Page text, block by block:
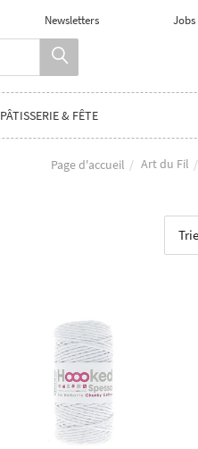
Newsletters Jobs
PÂTISSERIE & FÊTE
Page d'accueil Art du Fil